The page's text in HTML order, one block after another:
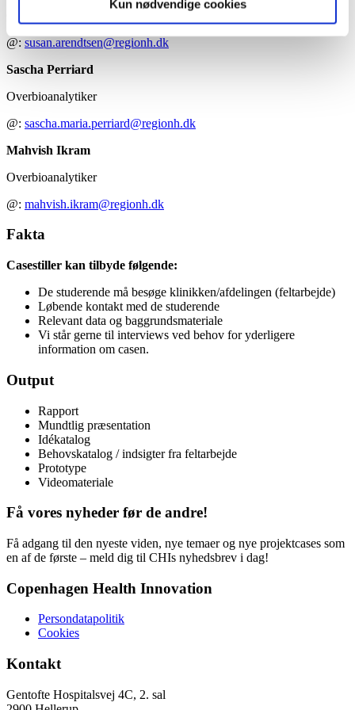
Kun nødvendige cookies
@: susan.arendtsen@regionh.dk
Sascha Perriard
Overbioanalytiker
@: sascha.maria.perriard@regionh.dk
Mahvish Ikram
Overbioanalytiker
@: mahvish.ikram@regionh.dk
Fakta
Casestiller kan tilbyde følgende:
De studerende må besøge klinikken/afdelingen (feltarbejde)
Løbende kontakt med de studerende
Relevant data og baggrundsmateriale
Vi står gerne til interviews ved behov for yderligere
information om casen.
Output
Rapport
Mundtlig præsentation
Idékatalog
Behovskatalog / indsigter fra feltarbejde
Prototype
Videomateriale
Få vores nyheder før de andre!
Få adgang til den nyeste viden, nye temaer og nye projektcases som
en af de første – meld dig til CHIs nyhedsbrev i dag!
Copenhagen Health Innovation
Persondatapolitik
Cookies
Kontakt
Gentofte Hospitalsvej 4C, 2. sal